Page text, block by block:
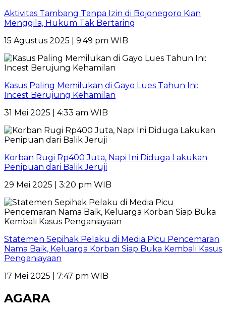
Aktivitas Tambang Tanpa Izin di Bojonegoro Kian
Menggila, Hukum Tak Bertaring
15 Agustus 2025 | 9:49 pm WIB
Kasus Paling Memilukan di Gayo Lues Tahun Ini:
Incest Berujung Kehamilan
31 Mei 2025 | 4:33 am WIB
Korban Rugi Rp400 Juta, Napi Ini Diduga Lakukan
Penipuan dari Balik Jeruji
29 Mei 2025 | 3:20 pm WIB
Statemen Sepihak Pelaku di Media Picu Pencemaran
Nama Baik, Keluarga Korban Siap Buka Kembali Kasus
Penganiayaan
17 Mei 2025 | 7:47 pm WIB
AGARA